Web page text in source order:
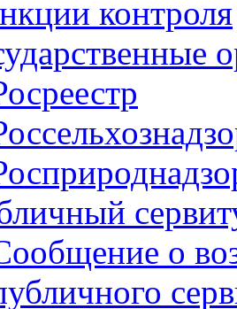
контроля
о